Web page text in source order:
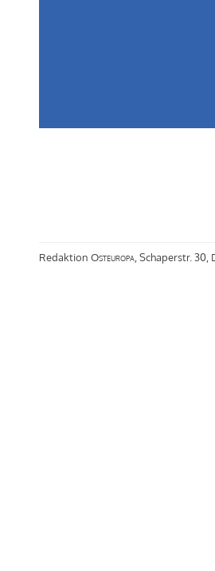
Redaktion Osteuropa, Schaperstr. 30,